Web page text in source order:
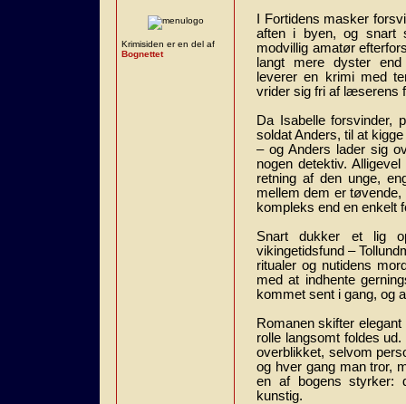
Krimisiden er en del af
Bognettet
I Fortidens masker
aften i byen, og snart
modvillig amatør
langt mere dyster
leverer en krimi med
vrider sig fri af læserens
Da Isabelle forsvinder,
soldat Anders, til at
– og Anders lader sig
nogen detektiv.
retning af den unge,
mellem dem er
kompleks end en enkelt
Snart dukker et lig
vikingetidsfund –
ritualer og nutidens
med at indhente
kommet sent i gang, og
Romanen skifter
rolle langsomt foldes
overblikket, selvom
og hver gang man tror,
en af bogens styrker:
kunstig.